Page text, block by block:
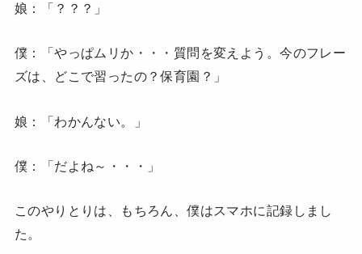
娘：「？？？」
僕：「やっぱムリか・・・質問を変えよう。今のフレー
ズは、どこで習ったの？保育園？」
娘：「わかんない。」
僕：「だよね～・・・」
このやりとりは、もちろん、僕はスマホに記録しまし
た。